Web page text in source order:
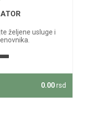
željene usluge i
0.00rsd